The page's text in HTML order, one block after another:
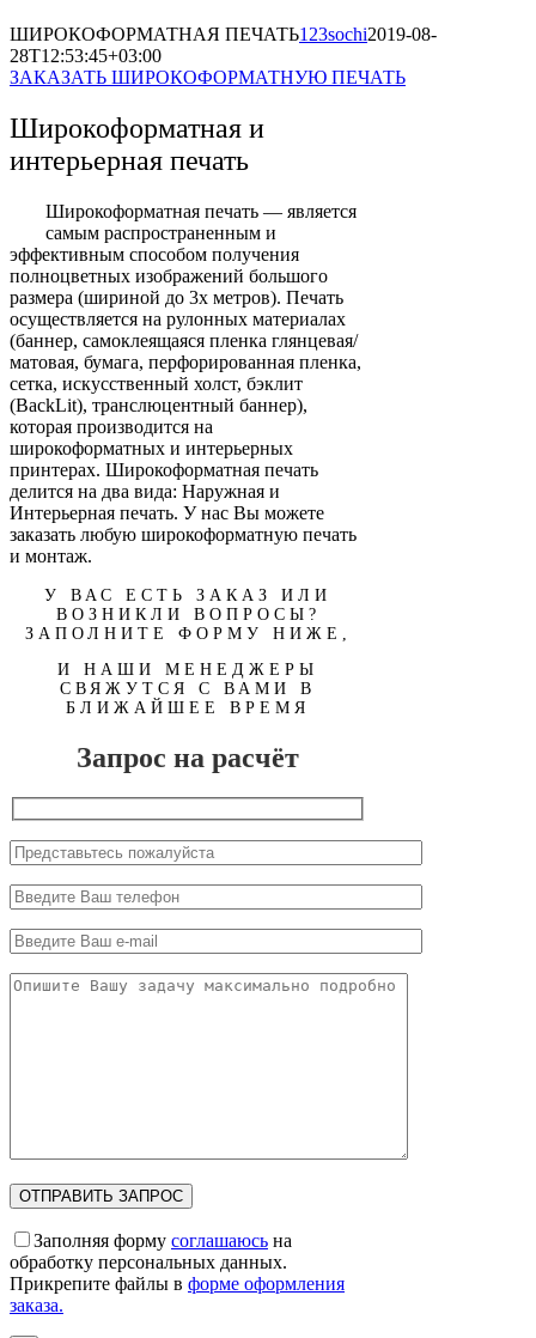
ШИРОКОФОРМАТНАЯ ПЕЧАТЬ123sochi2019-08-
28T12:53:45+03:00
ЗАКАЗАТЬ ШИРОКОФОРМАТНУЮ ПЕЧАТЬ
Широкоформатная и
интерьерная печать
Широкоформатная печать — является
самым распространенным и
эффективным способом получения
полноцветных изображений большого
размера (шириной до 3х метров). Печать
осуществляется на рулонных материалах
(баннер, самоклеящаяся пленка глянцевая/
матовая, бумага, перфорированная пленка,
сетка, искусственный холст, бэклит
(BackLit), транслюцентный баннер),
которая производится на
широкоформатных и интерьерных
принтерах. Широкоформатная печать
делится на два вида: Наружная и
Интерьерная печать. У нас Вы можете
заказать любую широкоформатную печать
и монтаж.
У ВАС ЕСТЬ ЗАКАЗ ИЛИ
ВОЗНИКЛИ ВОПРОСЫ?
ЗАПОЛНИТЕ ФОРМУ НИЖЕ,
И НАШИ МЕНЕДЖЕРЫ
СВЯЖУТСЯ С ВАМИ В
БЛИЖАЙШЕЕ ВРЕМЯ
Запрос на расчёт
Заполняя форму соглашаюсь на
обработку персональных данных.
Прикрепите файлы в форме оформления
заказа.